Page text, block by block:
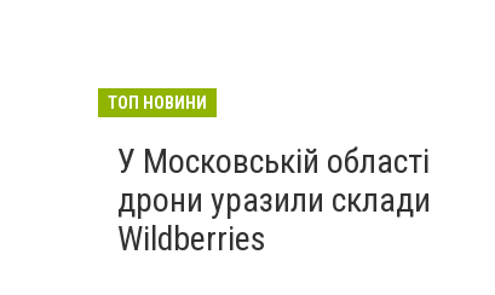
ТОП НОВИНИ
У Московській області
дрони уразили склади
Wildberries